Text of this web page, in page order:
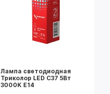
Лампа светодиодная
Триколор LED C37 5Вт
3000K E14